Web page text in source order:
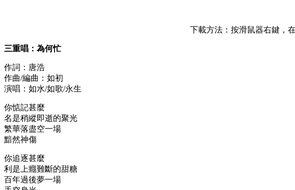
下載方法：按滑鼠器右鍵，
三重唱：為何忙
作詞：唐浩
作曲/編曲：如初
演唱：如水/如歌/永生
你惦記甚麼
名是稍縱即逝的聚光
繁華落盡空一場
黯然神傷
你追逐甚麼
利是上癮難斷的甜糖
百年過後夢一場